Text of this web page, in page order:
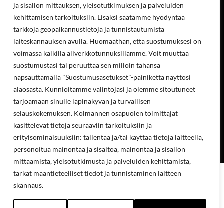
ja sisällön mittauksen, yleisötutkimuksen ja palveluiden
kehittämisen tarkoituksiin. Lisäksi saatamme hyödyntää
tarkkoja geopaikannustietoja ja tunnistautumista
laiteskannauksen avulla. Huomaathan, että suostumuksesi on
voimassa kaikilla aliverkkotunnuksillamme. Voit muuttaa
suostumustasi tai peruuttaa sen milloin tahansa
napsauttamalla "Suostumusasetukset"-painiketta näyttösi
alaosasta. Kunnioitamme valintojasi ja olemme sitoutuneet
tarjoamaan sinulle läpinäkyvän ja turvallisen
selauskokemuksen. Kolmannen osapuolen toimittajat
käsittelevät tietoja seuraaviin tarkoituksiin ja
erityisominaisuuksiin: tallentaa ja/tai käyttää tietoja laitteella,
personoitua mainontaa ja sisältöä, mainontaa ja sisällön
mittaamista, yleisötutkimusta ja palveluiden kehittämistä,
tarkat maantieteelliset tiedot ja tunnistaminen laitteen
skannaus.
Koneet ja laitteet
Teollisuustuotteet
Hinnastot & esitteet
Huoltopalvelut
Hae sivuilta
Aukioloajat
Ma-Pe 8:00-16.00
OSOITE
Lukkosepänkatu 14, 20320 Turku